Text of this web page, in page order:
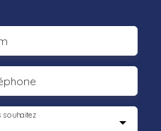
souhaitez